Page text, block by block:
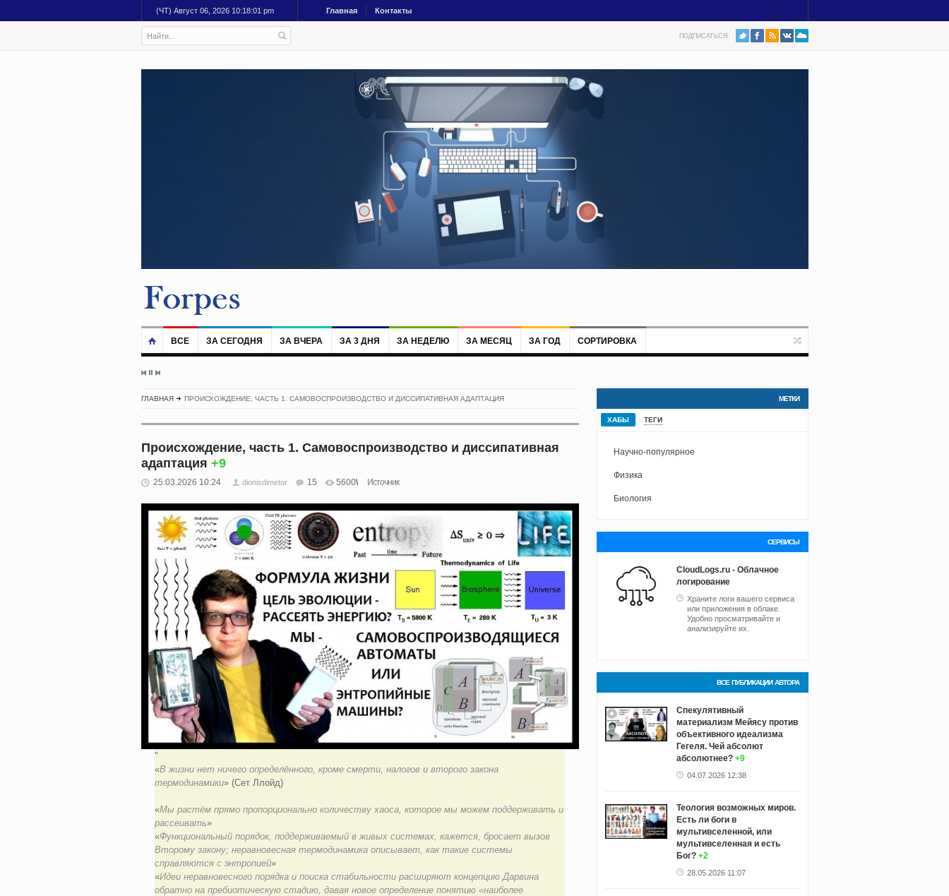
(ЧТ) Август 06, 2026 10:18:02 pm Главная Контакты
ПОДПИСАТЬСЯ:
ВСЕ ЗА СЕГОДНЯ ЗА ВЧЕРА ЗА 3 ДНЯ ЗА НЕДЕЛЮ ЗА МЕСЯЦ ЗА ГОД СОРТИРОВКА
ГЛАВНАЯ ПРОИСХОЖДЕНИЕ, ЧАСТЬ 1. САМОВОСПРОИЗВОДСТВО И ДИССИПАТИВНАЯ АДАПТАЦИЯ
Происхождение, часть 1. Самовоспроизводство и диссипативная
адаптация +9
25.03.2026 10:24 dionisdimetor 15 5600 Источник
«В жизни нет ничего определённого, кроме смерти, налогов и второго закона
термодинамики» (Сет Ллойд)
«Мы растём прямо пропорционально количеству хаоса, которое мы можем поддерживать и
рассеивать»
«Функциональный порядок, поддерживаемый в живых системах, кажется, бросает вызов
Второму закону; неравновесная термодинамика описывает, как такие системы
справляются с энтропией»
«Идеи неравновесного порядка и поиска стабильности расширяют концепцию Дарвина
обратно на пребиотическую стадию, давая новое определение понятию «наиболее
МЕТКИ
ХАБЫ ТЕГИ
Научно-популярное
Физика
Биология
СЕРВИСЫ
CloudLogs.ru - Облачное
логирование
Храните логи вашего сервиса
или приложения в облаке.
Удобно просматривайте и
анализируйте их.
ВСЕ ПУБЛИКАЦИИ АВТОРА
Спекулятивный
материализм Мейясу против
объективного идеализма
Гегеля. Чей абсолют
абсолютнее? +9
04.07.2026 12:38
Теология возможных миров.
Есть ли боги в
мультивселенной, или
мультивселенная и есть
Бог? +2
28.05.2026 11:07